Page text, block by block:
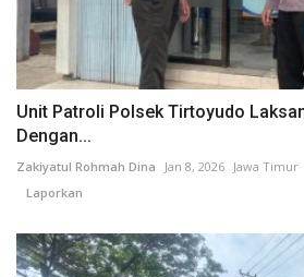
Unit Patroli Polsek Tirtoyudo
Dengan...
Zakiyatul Rohmah Dina Jan 8, 2026 Jawa Timur
Laporkan